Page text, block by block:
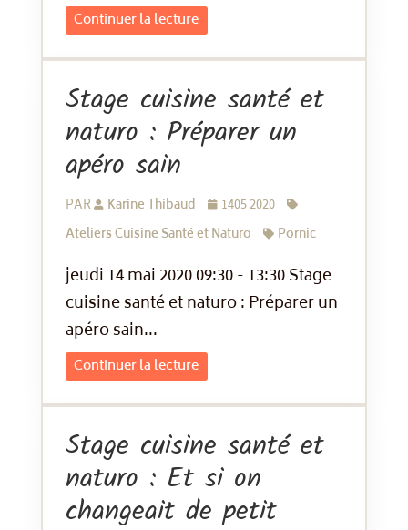
Continuer la lecture
Stage cuisine santé et
naturo : Préparer un
apéro sain
PAR Karine Thibaud
1405 2020
Ateliers Cuisine Santé et Naturo
Pornic
jeudi 14 mai 2020 09:30 - 13:30 Stage
cuisine santé et naturo : Préparer un
apéro sain...
Continuer la lecture
Stage cuisine santé et
naturo : Et si on
changeait de petit